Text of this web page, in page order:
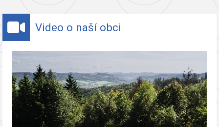
Video o naší obci